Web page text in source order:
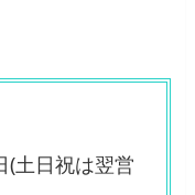
(土日祝は翌営